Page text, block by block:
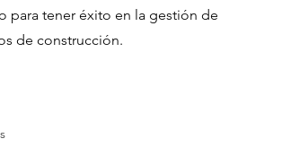
para tener éxito en la gestión de
de construcción.